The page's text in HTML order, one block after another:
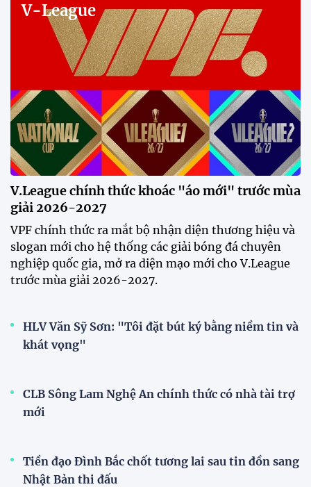
V-League
V.League chính thức khoác "áo mới" trước mùa
giải 2026-2027
VPF chính thức ra mắt bộ nhận diện thương hiệu và
slogan mới cho hệ thống các giải bóng đá chuyên
nghiệp quốc gia, mở ra diện mạo mới cho V.League
trước mùa giải 2026-2027.
HLV Văn Sỹ Sơn: "Tôi đặt bút ký bằng niềm tin và
khát vọng"
CLB Sông Lam Nghệ An chính thức có nhà tài trợ
mới
Tiền đạo Đình Bắc chốt tương lai sau tin đồn sang
Nhật Bản thi đấu